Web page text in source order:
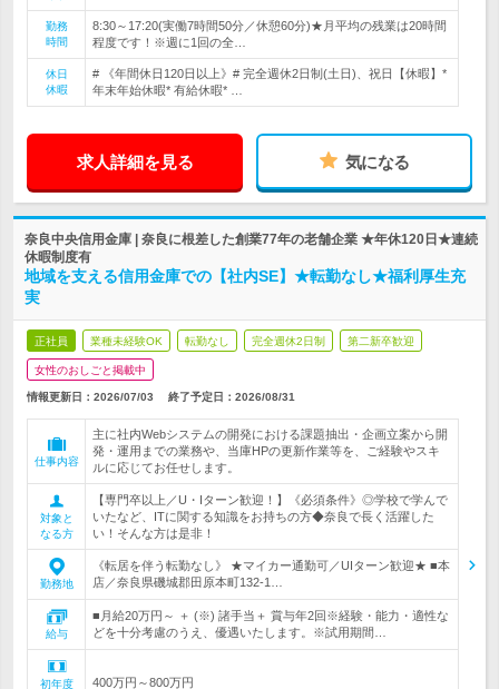
勤務
時間
8:30～17:20(実働7時間50分／休憩60分)★月平均の残業は20時間
程度です！※週に1回の全…
休日
休暇
# 《年間休日120日以上》# 完全週休2日制(土日)、祝日【休暇】*
年末年始休暇* 有給休暇* …
求人詳細を見る 気になる
奈良中央信用金庫 | 奈良に根差した創業77年の老舗企業 ★年休120日★連続
休暇制度有
地域を支える信用金庫での【社内SE】★転勤なし★福利厚生充
実
正社員 業種未経験OK 転勤なし 完全週休2日制 第二新卒歓迎
女性のおしごと掲載中
情報更新日：2026/07/03 終了予定日： 2026/08/31
仕事内容
主に社内Webシステムの開発における課題抽出・企画立案から開
発・運用までの業務や、当庫HPの更新作業等を、ご経験やスキ
ルに応じてお任せします。
対象と
なる方
【専門卒以上／U・Iターン歓迎！】《必須条件》◎学校で学んで
いたなど、ITに関する知識をお持ちの方◆奈良で長く活躍した
い！そんな方は是非！
勤務地
《転居を伴う転勤なし》 ★マイカー通勤可／UIターン歓迎★ ■本
店／奈良県磯城郡田原本町132-1…
給与
■月給20万円～ ＋ (※) 諸手当＋ 賞与年2回※経験・能力・適性な
どを十分考慮のうえ、優遇いたします。※試用期間…
初年度
400万円～800万円